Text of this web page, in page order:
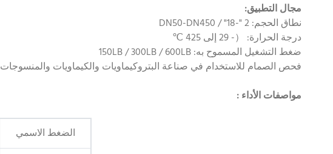
مجال التطبيق:
نطاق الحجم: 2 "-18" / DN50-DN450
درجة الحرارة: （- 29 إلى 425 ℃
ضغط التشغيل المسموح به: 150LB / 300LB / 600LB
فحص الصمام للاستخدام في صناعة البتروكيماويات والكيماويات
مواصفات الأداء:
الضغط الاسمي